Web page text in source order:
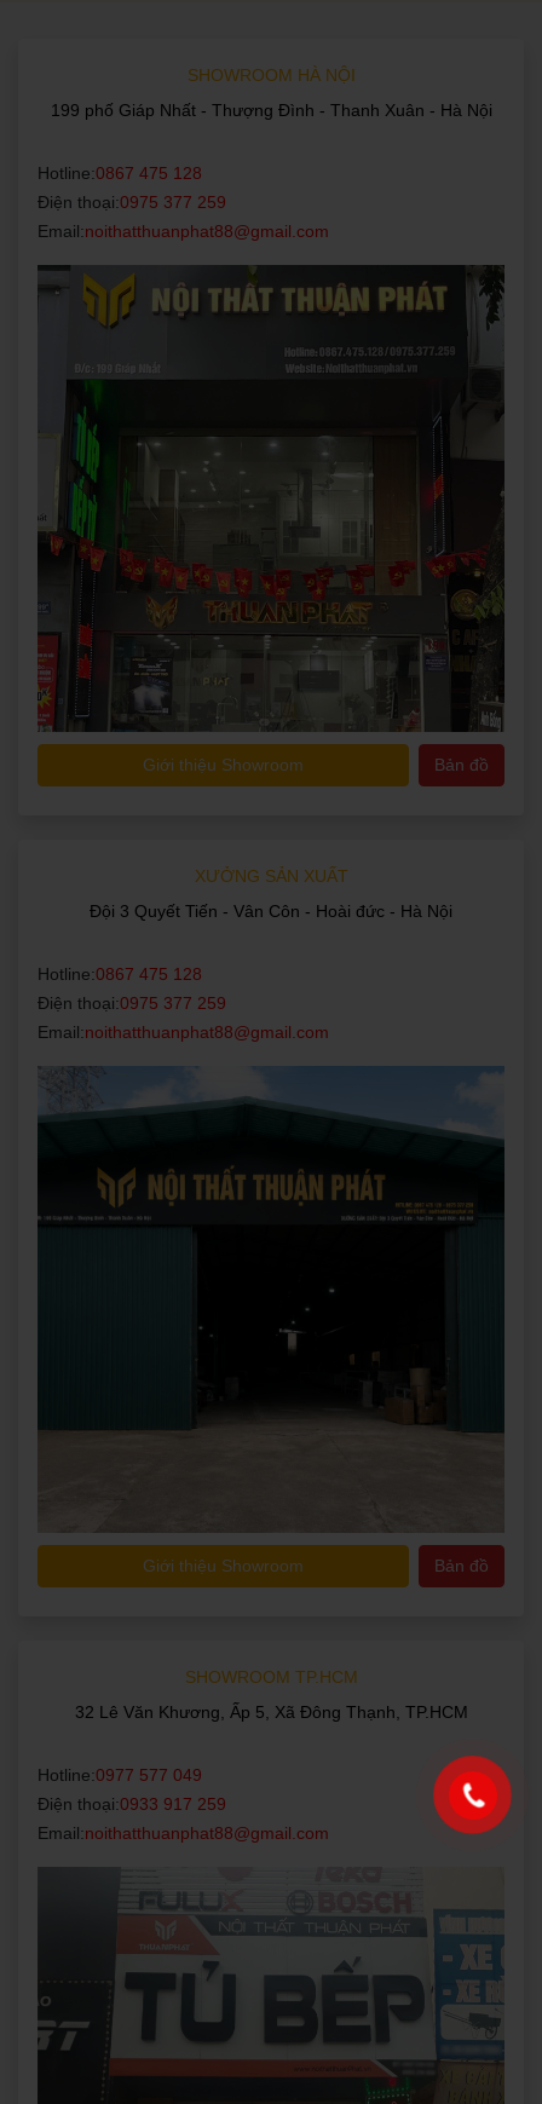
SHOWROOM HÀ NỘI
199 phố Giáp Nhất - Thượng Đình - Thanh Xuân - Hà Nội
Hotline:0867 475 128
Điện thoại:0975 377 259
Email:noithatthuanphat88@gmail.com
Giới thiệu Showroom Bản đồ
XƯỞNG SẢN XUẤT
Đội 3 Quyết Tiến - Vân Côn - Hoài đức - Hà Nội
Hotline:0867 475 128
Điện thoại:0975 377 259
Email:noithatthuanphat88@gmail.com
Giới thiệu Showroom Bản đồ
SHOWROOM TP.HCM
32 Lê Văn Khương, Ấp 5, Xã Đông Thạnh, TP.HCM
Hotline:0977 577 049
Điện thoại:0933 917 259
Email:noithatthuanphat88@gmail.com